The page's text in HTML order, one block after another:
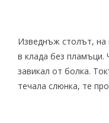
Изведнъж столът, на
в клада без пламъци.
завикал от болка.
течала слюнка, те